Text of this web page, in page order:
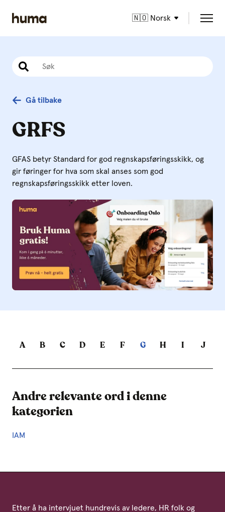
🇳🇴 Norsk
Gå tilbake
GRFS
GFAS betyr Standard for god regnskapsføringsskikk, og
gir føringer for hva som skal anses som god
regnskapsføringsskikk etter loven.
A B C D E F G H I J
Andre relevante ord i denne
kategorien
IAM
Etter å ha intervjuet hundrevis av ledere, HR folk og